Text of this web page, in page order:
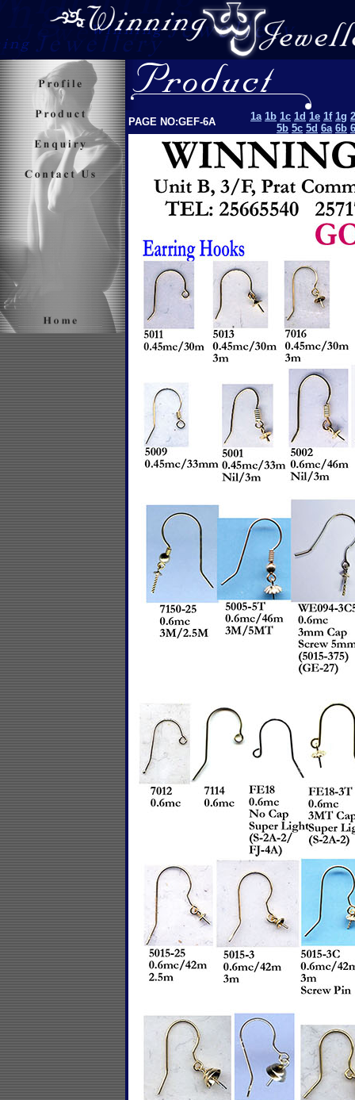
PAGE NO:GEF-6A 1a 1b 1c 1d 1e 1f 1g
5b 5c 5d 6a 6b